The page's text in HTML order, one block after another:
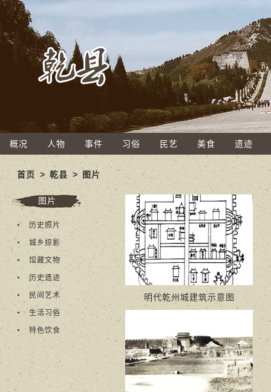
概况 人物 事件 习俗 民艺 美食 遗迹
首页 >乾县 > 图片
图片
历史照片
城乡掠影
馆藏文物
历史遗迹
民间艺术
生活习俗
特色饮食
明代乾州城建筑示意图